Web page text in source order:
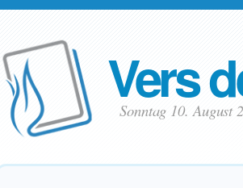
Vers
Sonntag 10. August